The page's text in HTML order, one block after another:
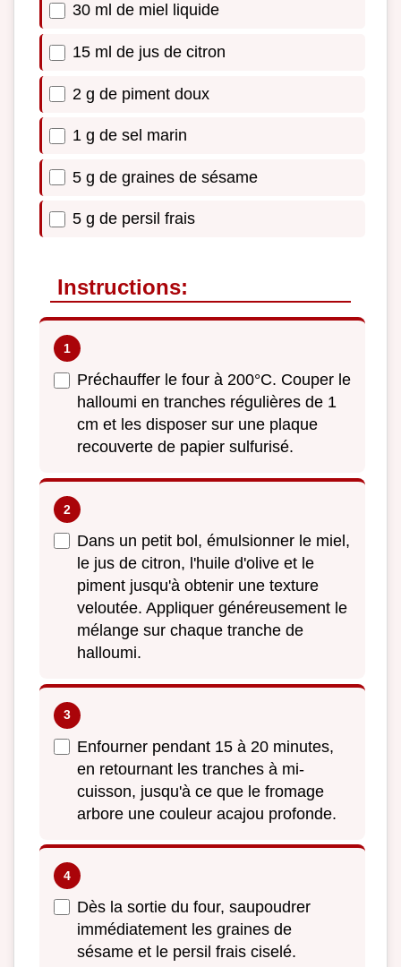
30 ml de miel liquide
15 ml de jus de citron
2 g de piment doux
1 g de sel marin
5 g de graines de sésame
5 g de persil frais
Instructions:
Préchauffer le four à 200°C. Couper le
halloumi en tranches régulières de 1
cm et les disposer sur une plaque
recouverte de papier sulfurisé.
Dans un petit bol, émulsionner le miel,
le jus de citron, l'huile d'olive et le
piment jusqu'à obtenir une texture
veloutée. Appliquer généreusement le
mélange sur chaque tranche de
halloumi.
Enfourner pendant 15 à 20 minutes,
en retournant les tranches à mi-
cuisson, jusqu'à ce que le fromage
arbore une couleur acajou profonde.
Dès la sortie du four, saupoudrer
immédiatement les graines de
sésame et le persil frais ciselé.